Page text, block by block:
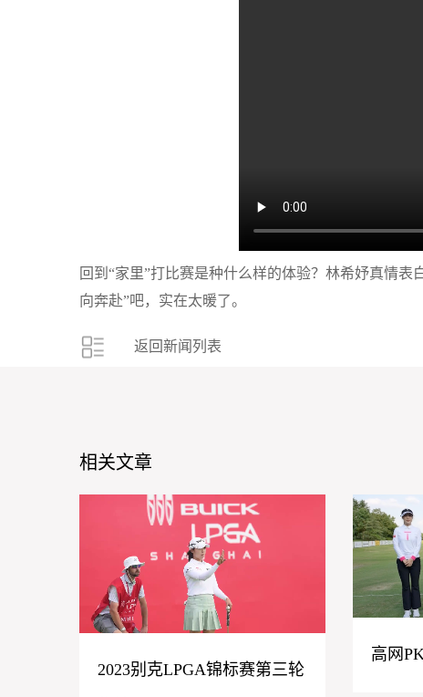
回到“家里”打比赛是种什么样的体验？林希妤真情
向奔赴”吧，实在太暖了。
返回新闻列表
相关文章
2023别克LPGA锦标赛第三轮
高网